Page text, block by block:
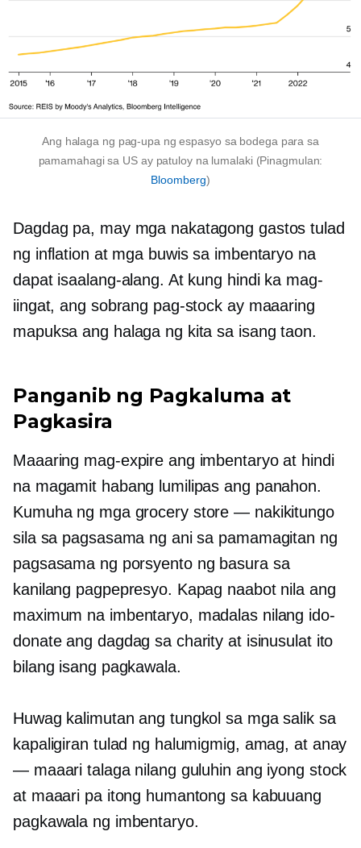
Ang halaga ng pag-upa ng espasyo sa bodega para sa
pamamahagi sa US ay patuloy na lumalaki (Pinagmulan:
Bloomberg)
Dagdag pa, may mga nakatagong gastos tulad
ng inflation at mga buwis sa imbentaryo na
dapat isaalang-alang. At kung hindi ka mag-
iingat, ang sobrang pag-stock ay maaaring
mapuksa ang halaga ng kita sa isang taon.
Panganib ng Pagkaluma at
Pagkasira
Maaaring mag-expire ang imbentaryo at hindi
na magamit habang lumilipas ang panahon.
Kumuha ng mga grocery store — nakikitungo
sila sa pagsasama ng ani sa pamamagitan ng
pagsasama ng porsyento ng basura sa
kanilang pagpepresyo. Kapag naabot nila ang
maximum na imbentaryo, madalas nilang ido-
donate ang dagdag sa charity at isinusulat ito
bilang isang pagkawala.
Huwag kalimutan ang tungkol sa mga salik sa
kapaligiran tulad ng halumigmig, amag, at anay
— maaari talaga nilang guluhin ang iyong stock
at maaari pa itong humantong sa kabuuang
pagkawala ng imbentaryo.